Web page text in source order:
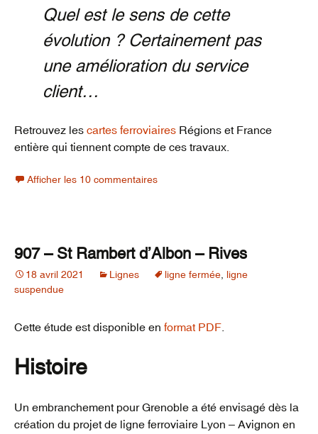
Quel est le sens de cette
évolution ? Certainement pas
une amélioration du service
client…
Retrouvez les cartes ferroviaires Régions et France
entière qui tiennent compte de ces travaux.
Afficher les 10 commentaires
907 – St Rambert d’Albon – Rives
18 avril 2021 Lignes ligne fermée, ligne
suspendue
Cette étude est disponible en format PDF
Histoire
Un embranchement pour Grenoble a été envisagé dès la
création du projet de ligne ferroviaire Lyon – Avignon en